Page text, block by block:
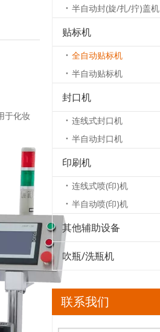
于化妆
半自动封(旋/扎/拧)盖机
贴标机
全自动贴标机
半自动贴标机
封口机
连线式封口机
半自动封口机
印刷机
连线式喷(印)机
半自动喷(印)机
其他辅助设备
吹瓶/洗瓶机
联系我们